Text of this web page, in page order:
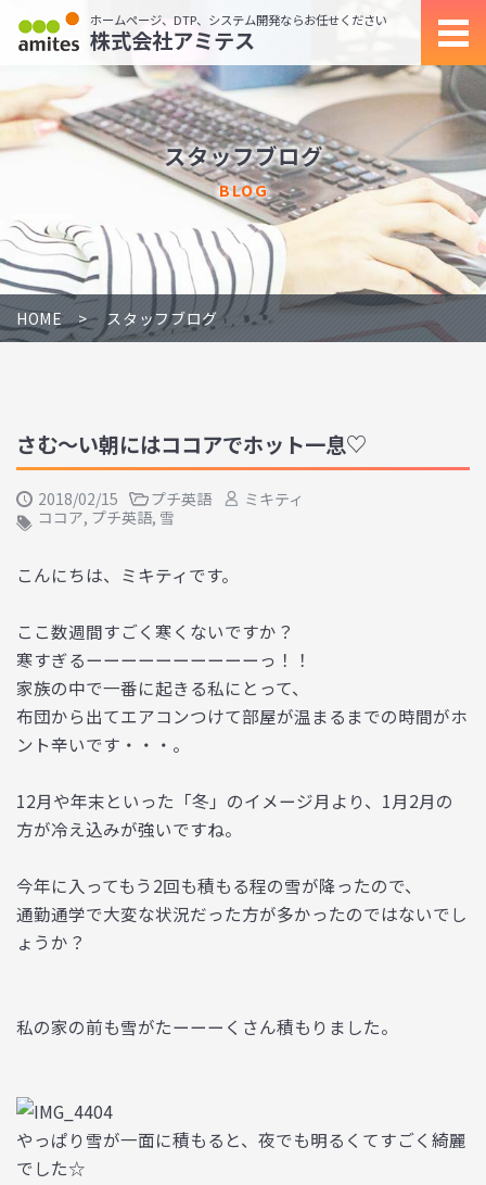
ホームページ、DTP、システム開発ならお任せください
株式会社アミテス
スタッフブログ
BLOG
HOME スタッフブログ
さむ～い朝にはココアでホット一息♡
2018/02/15 プチ英語
ミキティ
ココア, プチ英語, 雪
こんにちは、ミキティです。
ここ数週間すごく寒くないですか？
寒すぎるーーーーーーーーーーっ！！
家族の中で一番に起きる私にとって、
布団から出てエアコンつけて部屋が温まるまでの時間がホ
ント辛いです・・・。
12月や年末といった「冬」のイメージ月より、1月2月の
方が冷え込みが強いですね。
今年に入ってもう2回も積もる程の雪が降ったので、
通勤通学で大変な状況だった方が多かったのではないでし
ょうか？
私の家の前も雪がたーーーくさん積もりました。
やっぱり雪が一面に積もると、夜でも明るくてすごく綺麗
でした☆